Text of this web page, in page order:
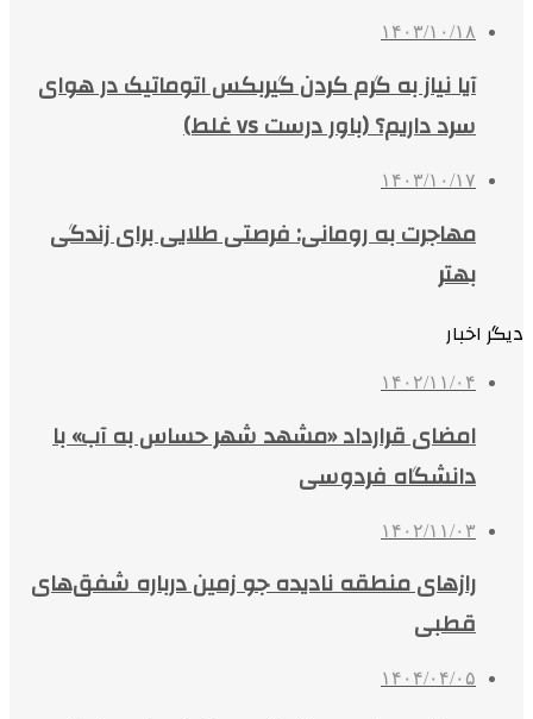
۱۴۰۳/۱۰/۱۸
آیا نیاز به گرم کردن گیربکس اتوماتیک در هوای
سرد داریم؟ (باور درست vs غلط)
۱۴۰۳/۱۰/۱۷
مهاجرت به رومانی: فرصتی طلایی برای زندگی
بهتر
دیگر اخبار
۱۴۰۲/۱۱/۰۴
امضای قرارداد «مشهد شهر حساس به آب» با
دانشگاه فردوسی
۱۴۰۲/۱۱/۰۳
رازهای منطقه نادیده جو زمین درباره شفق‌های
قطبی
۱۴۰۴/۰۴/۰۵